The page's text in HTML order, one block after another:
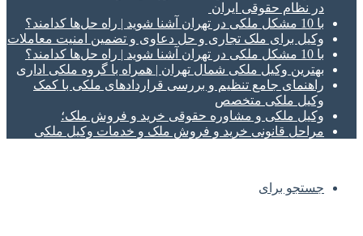
در نظام حقوقی ایران
با 10 مشکل ملکی در تهران آشنا شوید | راه حل‌ها کدامند؟
وکیل برای ملک تجاری و حل دعاوی و تضمین امنیت معاملات
با 10 مشکل ملکی در تهران آشنا شوید | راه حل‌ها کدامند؟
بهترین وکیل ملکی شمال تهران | همراه با گروه ملکی اداری
راهنمای جامع تنظیم و بررسی قراردادهای ملکی با کمک
وکیل ملکی متخصص
وکیل ملکی و مشاوره حقوقی خرید و فروش ملک؛
مراحل قانونی خرید و فروش ملک و خدمات وکیل ملکی
جستجو برای